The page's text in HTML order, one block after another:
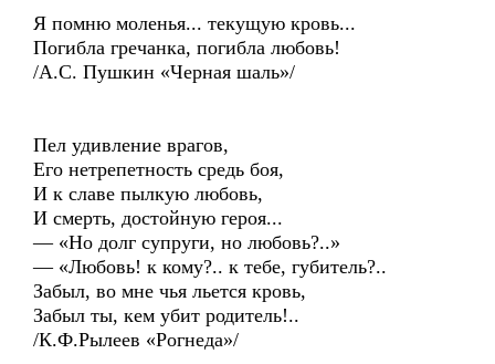
Я помню моленья... текущую кровь...
Погибла гречанка, погибла любовь!
/А.С. Пушкин «Черная шаль»/
Пел удивление врагов,
Его нетрепетность средь боя,
И к славе пылкую любовь,
И смерть, достойную героя...
— «Но долг супруги, но любовь?..»
— «Любовь! к кому?.. к тебе, губитель?..
Забыл, во мне чья льется кровь,
Забыл ты, кем убит родитель!..
/К.Ф.Рылеев «Рогнеда»/